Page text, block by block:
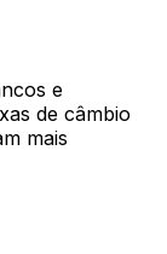
e
de câmbio
mais